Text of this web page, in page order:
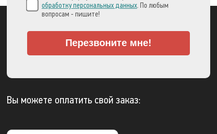
обработку персональных данных. По любым
вопросам - пишите!
Перезвоните мне!
Вы можете оплатить свой заказ: